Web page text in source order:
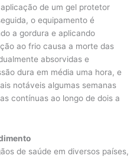
de um gel protetor
o equipamento é
a gordura e aplicando
ao frio causa a morte das
absorvidas e
dura em média uma hora, e
notáveis algumas semanas
contínuas ao longo de dois a
de saúde em diversos países,